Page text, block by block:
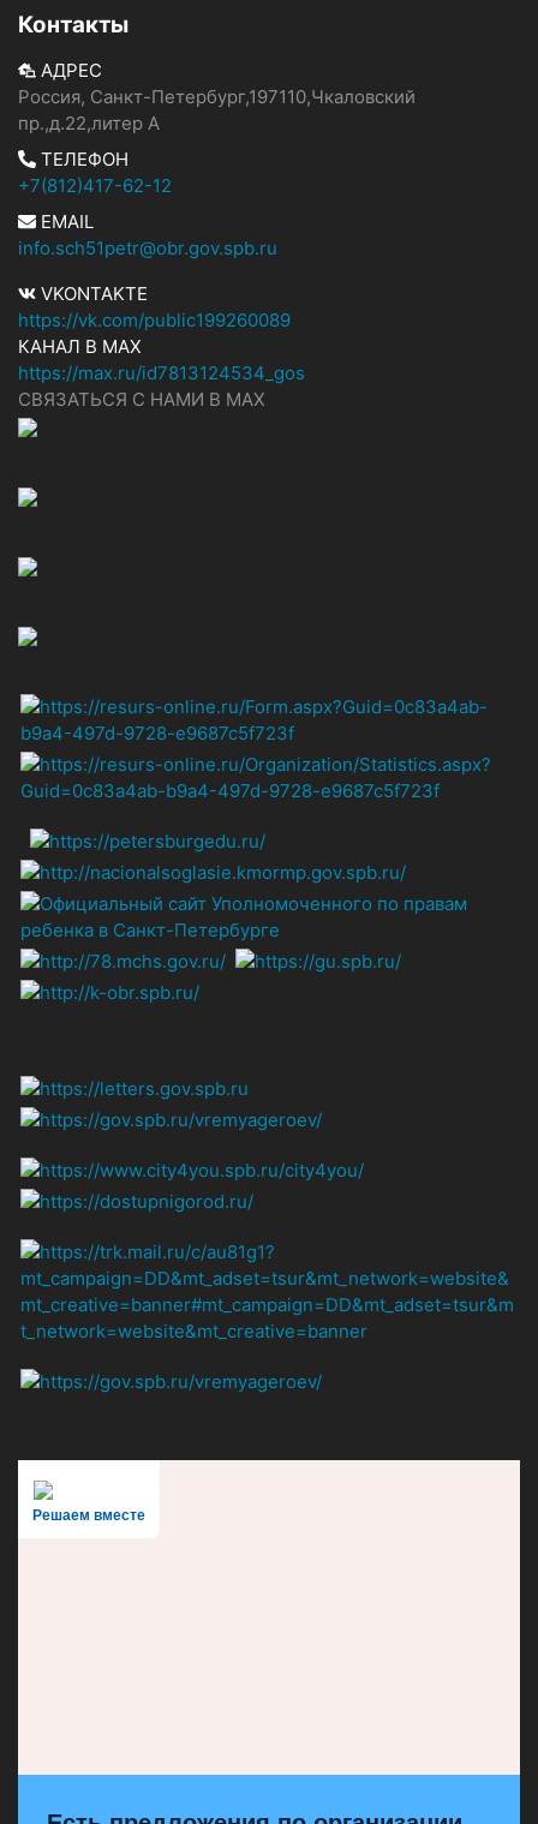
Контакты
АДРЕС
Россия, Санкт-Петербург,197110,Чкаловский
пр.,д.22,литер А
ТЕЛЕФОН
+7(812)417-62-12
EMAIL
info.sch51petr@obr.gov.spb.ru
VKONTAKTE
https://vk.com/public199260089
КАНАЛ В MAX
https://max.ru/id7813124534_gos
СВЯЗАТЬСЯ С НАМИ В МАХ
Решаем вместе